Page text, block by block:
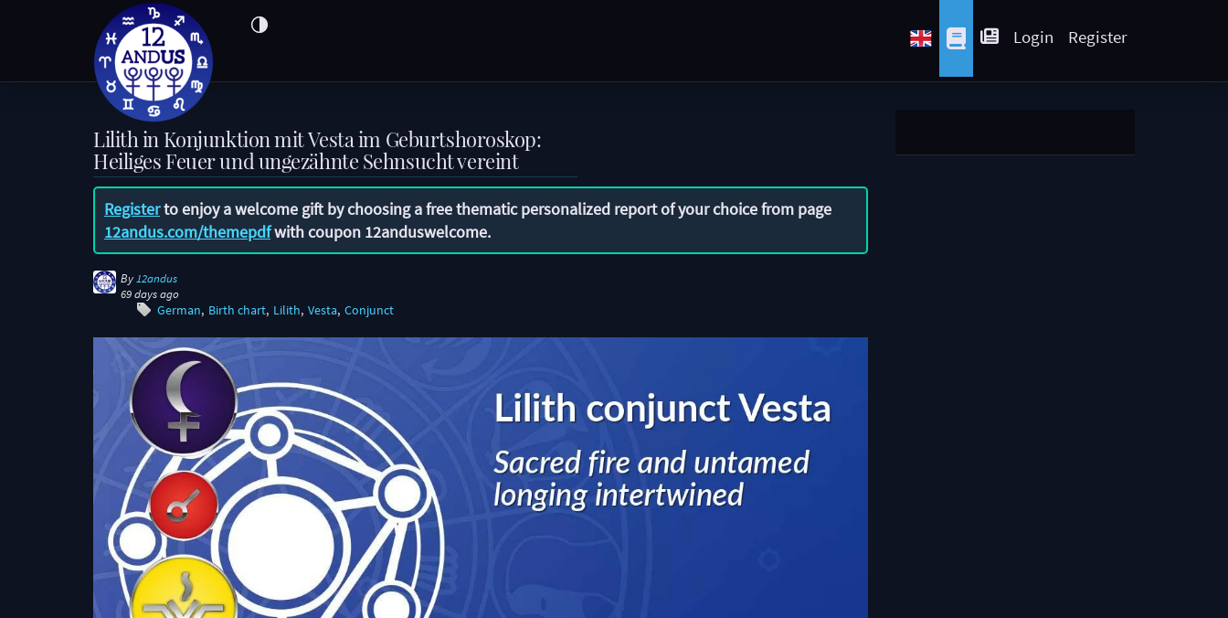
Login Register
Lilith in Konjunktion mit Vesta im Geburtshoroskop:
Heiliges Feuer und ungezähnte Sehnsucht vereint
Registerto enjoy a welcome gift by choosing a free thematic personalized report of your choice from page
12andus.com/themepdfwith coupon 12anduswelcome.
By 12andus
69 days ago
German Birth chart Lilith Vesta Conjunct